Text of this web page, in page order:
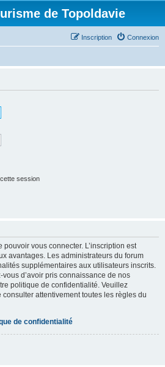
de Topoldavie
Connexion
Inscription
session
vous connecter. L’inscription est
avantages. Les administrateurs du forum
supplémentaires aux utilisateurs inscrits.
d’avoir pris connaissance de nos
politique de confidentialité. Veuillez
attentivement toutes les règles du
de confidentialité